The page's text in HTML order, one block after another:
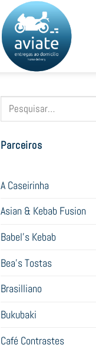
Pesquisar
Parceiros
A Caseirinha
Asian & Kebab Fusion
Babel's Kebab
Bea's Tostas
Brasilliano
Bukubaki
Café Contrastes